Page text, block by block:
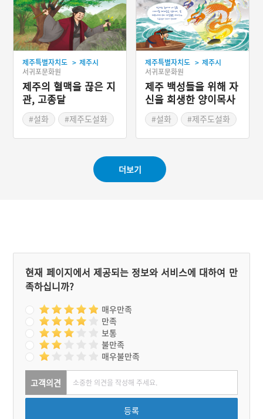
제주특별자치도 > 제주시
서귀포문화원
제주의 혈맥을 끊은 지
관, 고종달
#설화
#제주도설화
제주특별자치도 > 제주시
서귀포문화원
제주 백성들을 위해 자
신을 희생한 양이목사
#설화 #제주도설화
더보기
현재 페이지에서 제공되는 정보와 서비스에 대하여 만
족하십니까?
매우만족
만족
보통
불만족
매우불만족
고객의견
등록